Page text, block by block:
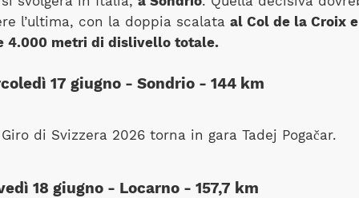
l’ultima, con la doppia scalata al Col de la Croix e
4.000 metri di dislivello totale.
17 giugno - Sondrio - 144 km
18 giugno - Locarno - 157,7 km